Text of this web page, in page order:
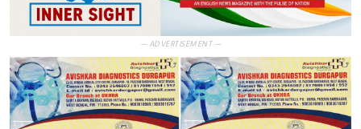
— ADVERTISEMENT —